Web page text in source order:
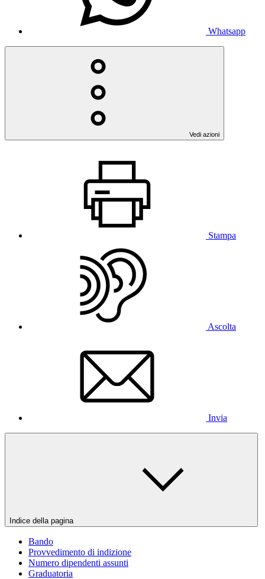
Whatsapp
Vedi azioni
Stampa
Ascolta
Invia
Indice della pagina
Bando
Provvedimento di indizione
Numero dipendenti assunti
Graduatoria